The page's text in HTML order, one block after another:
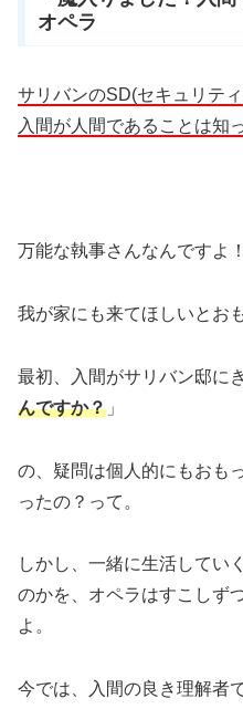
オペラ
サリバンのSD(セキュリテ
入間が人間であることは知
万能な執事さんなんですよ！
我が家にも来てほしいとお
最初、入間がサリバン邸に
んですか？ 」
の、疑問は個人的にもおも
ったの？って。
しかし、一緒に生活してい
のかを、オペラはすこしず
よ。
今では、入間の良き理解者で